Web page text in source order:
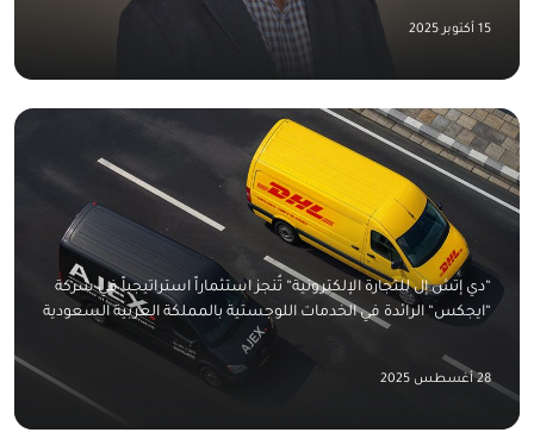
15 أكتوبر 2025
“دي إتش إل للتجارة الإلكترونية“ تُنجز استثماراً استراتيجياً في شركة
“ايجكس“ الرائدة في الخدمات اللوجستية بالمملكة العربية السعودية
28 أغسطس 2025